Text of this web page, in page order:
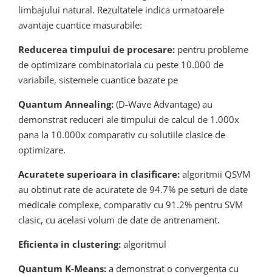
limbajului natural. Rezultatele indica urmatoarele
avantaje cuantice masurabile:
Reducerea timpului de procesare: pentru probleme
de optimizare combinatoriala cu peste 10.000 de
variabile, sistemele cuantice bazate pe
Quantum Annealing: (D-Wave Advantage) au
demonstrat reduceri ale timpului de calcul de 1.000x
pana la 10.000x comparativ cu solutiile clasice de
optimizare.
Acuratete superioara in clasificare: algoritmii QSVM
au obtinut rate de acuratete de 94.7% pe seturi de date
medicale complexe, comparativ cu 91.2% pentru SVM
clasic, cu acelasi volum de date de antrenament.
Eficienta in clustering: algoritmul
Quantum K-Means: a demonstrat o convergenta cu